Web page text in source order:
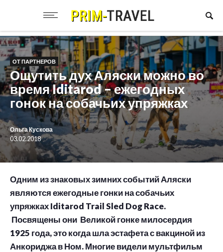
ОТ ПАРТНЕРОВ
Ощутить дух Аляски можно во
время Iditarod – ежегодных
гонок на собачьих упряжках
Ольга Кускова
03.02.2018
Одним из знаковых зимних событий Аляски
являются ежегодные гонки на собачьих
упряжках Iditarod Trail Sled Dog Race.
Посвящены они Великой гонке милосердия
1925 года, это когда шла эстафета с вакциной из
Анкориджа в Ном. Многие видели мультфильм